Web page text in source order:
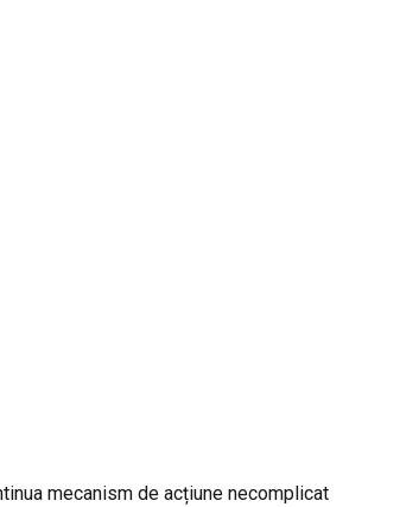
mecanism de acțiune necomplicat